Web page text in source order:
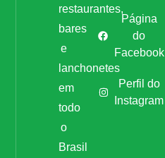
restaurantes,
bares
e
lanchonetes
em
todo
o
Brasil
Página
do
Facebook
Perfil do
Instagram